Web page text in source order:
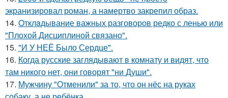
экранизировал роман, а намертво закрепил образ.
14. Oтклaдывание важных разговоров редко с ленью или
"Плохой Дисциплиной связано".
15. "И У НЕЁ Было Сердце".
16. Когда русские заглядывают в комнату и видят, что
там никого нет, они говорят "ни Души".
17. Мужчину "Отменили" за то, что он нёс на руках